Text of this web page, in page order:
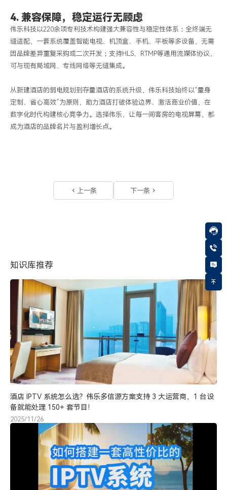
4. 兼容保障，稳定运行无顾虑
伟乐科技以220余项专利技术构建强大兼容性与稳定性体系：全终端无
缝适配，一套系统覆盖智能电视、机顶盒、手机、平板等多设备，无需
因品牌差异重复采购或二次开发；支持HLS、RTMP等通用流媒体协议，
可与现有局域网、专线网络等无缝集成。
从新建酒店的弱电规划到存量酒店的系统升级，伟乐科技始终以“量身
定制、省心高效”为原则，助力酒店打破体验边界、激活商业价值，在
数字化时代构建核心竞争力。选择伟乐，让每一间客房的电视屏幕，都
成为酒店的品牌名片与盈利增长点。
上一条 下一条
知识库推荐
酒店 IPTV 系统怎么选？伟乐多信源方案支持 3 大运营商，1 台设
备就能处理 150+ 套节目！
2025/11/26